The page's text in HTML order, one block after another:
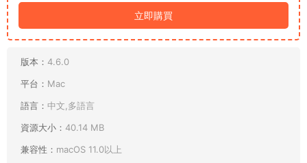
立即購買
版本： 4.6.0
平台： Mac
語言： 中文,多語言
資源大小： 40.14 MB
兼容性： macOS 11.0以上